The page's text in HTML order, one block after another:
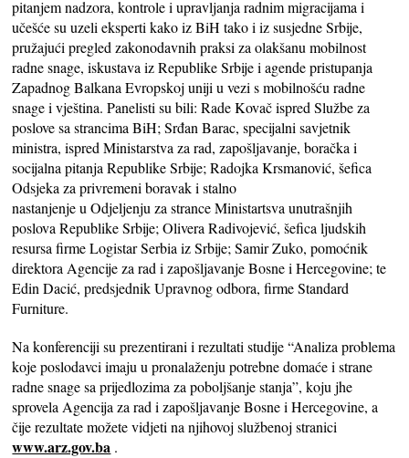
pitanjem nadzora, kontrole i upravljanja radnim migracijama i
učešće su uzeli eksperti kako iz BiH tako i iz susjedne Srbije,
pružajući pregled zakonodavnih praksi za olakšanu mobilnost
radne snage, iskustava iz Republike Srbije i agende pristupanja
Zapadnog Balkana Evropskoj uniji u vezi s mobilnošću radne
snage i vještina. Panelisti su bili: Rade Kovač ispred Službe za
poslove sa strancima BiH; Srđan Barac, specijalni savjetnik
ministra, ispred Ministarstva za rad, zapošljavanjе, boračka i
socijalna pitanja Republike Srbije; Radojka Krsmanović, šefica
Odsjeka za privremeni boravak i stalno
nastanjenje u Odjeljenju za strance Ministartsva unutrašnjih
poslova Republike Srbije; Olivera Radivojević, šefica ljudskih
resursa firme Logistar Serbia iz Srbije; Samir Zuko, pomoćnik
direktora Agencije za rad i zapošljavanje Bosne i Hercegovine; te
Edin Dacić, predsjednik Upravnog odbora, firme Standard
Furniture.
Na konferenciji su prezentirani i rezultati studije “Analiza problema
koje poslodavci imaju u pronalaženju potrebne domaće i strane
radne snage sa prijedlozima za poboljšanje stanja”, koju jhe
sprovela Agencija za rad i zapošljavanje Bosne i Hercegovine, a
čije rezultate možete vidjeti na njihovoj službenoj stranici
www.arz.gov.ba .